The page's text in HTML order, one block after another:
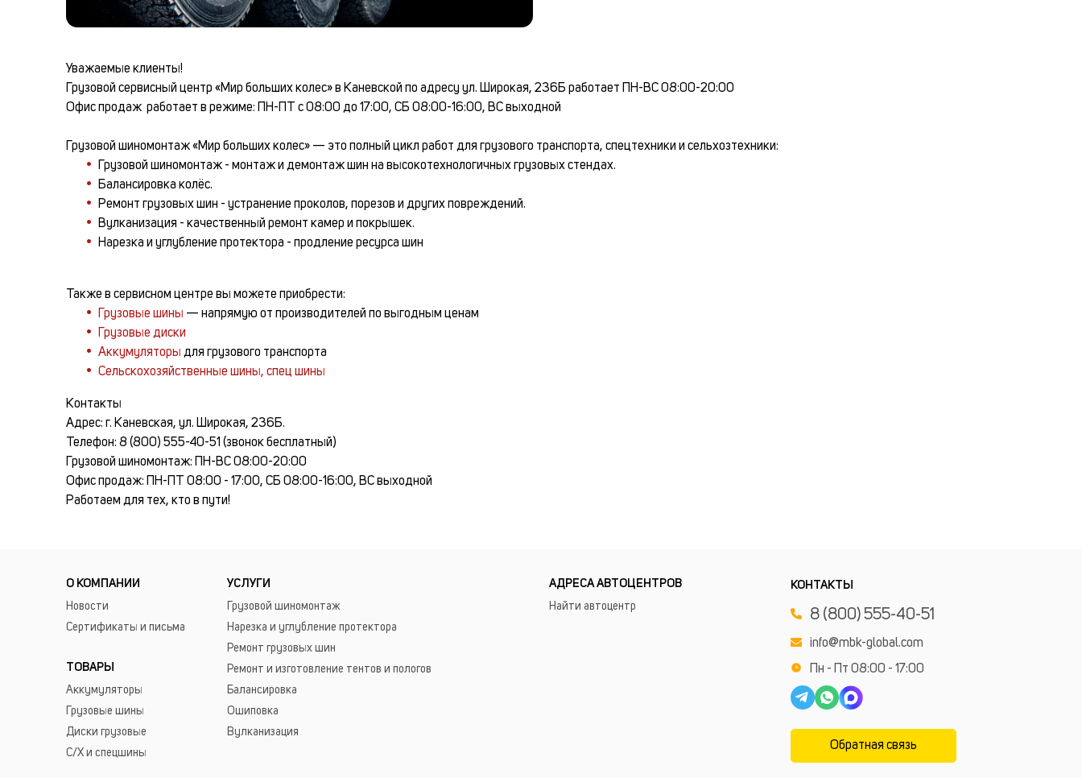
Уважаемые клиенты!
Грузовой сервисный центр «Мир больших колес» в Каневской по адресу ул. Широкая, 236Б работает ПН-ВС 08:00-20:00
Офис продаж работает в режиме: ПН-ПТ с 08:00 до 17:00, СБ 08:00-16:00, ВС выходной
Грузовой шиномонтаж «Мир больших колес» — это полный цикл работ для грузового транспорта, спецтехники и сельхозтехники:
Грузовой шиномонтаж - монтаж и демонтаж шин на высокотехнологичных грузовых стендах.
Балансировка колёс.
Ремонт грузовых шин - устранение проколов, порезов и других повреждений.
Вулканизация - качественный ремонт камер и покрышек.
Нарезка и углубление протектора - продление ресурса шин
Также в сервисном центре вы можете приобрести:
Грузовые шины — напрямую от производителей по выгодным ценам
Грузовые диски
Аккумуляторы для грузового транспорта
Сельскохозяйственные шины, спец шины
Контакты
Адрес: г. Каневская, ул. Широкая, 236Б.
Телефон: 8 (800) 555-40-51 (звонок бесплатный)
Грузовой шиномонтаж: ПН-ВС 08:00-20:00
Офис продаж: ПН-ПТ 08:00 - 17:00, СБ 08:00-16:00, ВС выходной
Работаем для тех, кто в пути!
О КОМПАНИИ
Новости
Сертификаты и письма
ТОВАРЫ
Аккумуляторы
Грузовые шины
Диски грузовые
С/Х и спецшины
УСЛУГИ
Грузовой шиномонтаж
Нарезка и углубление протектора
Ремонт грузовых шин
Ремонт и изготовление тентов и пологов
Балансировка
Ошиповка
Вулканизация
АДРЕСА АВТОЦЕНТРОВ
Найти автоцентр
КОНТАКТЫ
8 (800) 555-40-51
info@mbk-global.com
Пн - Пт 08:00 - 17:00
Обратная связь